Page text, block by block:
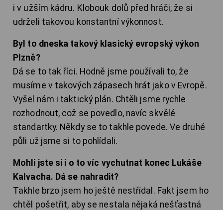
i v užším kádru. Klobouk dolů před hráči, že si
udrželi takovou konstantní výkonnost.
Byl to dneska takový klasický evropský výkon
Plzně?
Dá se to tak říci. Hodně jsme používali to, že
musíme v takových zápasech hrát jako v Evropě.
Vyšel nám i taktický plán. Chtěli jsme rychle
rozhodnout, což se povedlo, navíc skvělé
standartky. Někdy se to takhle povede. Ve druhé
půli už jsme si to pohlídali.
Mohli jste si i o to víc vychutnat konec Lukáše
Kalvacha. Dá se nahradit?
Takhle brzo jsem ho ještě nestřídal. Fakt jsem ho
chtěl pošetřit, aby se nestala nějaká nešťastná